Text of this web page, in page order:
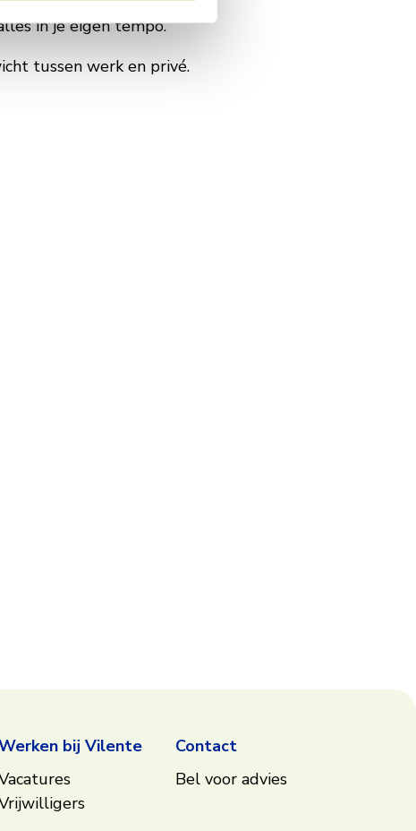
in je eigen tempo.
tussen werk en privé.
bij Vilente
Contact
Bel voor advies